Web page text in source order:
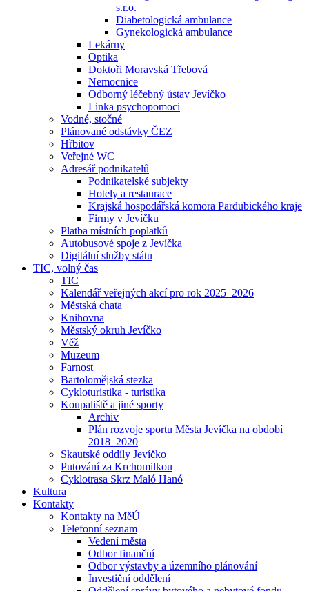
s.r.o.
Diabetologická ambulance
Gynekologická ambulance
Lekárny
Optika
Doktoři Moravská Třebová
Nemocnice
Odborný léčebný ústav Jevíčko
Linka psychopomoci
Vodné, stočné
Plánované odstávky ČEZ
Hřbitov
Veřejné WC
Adresář podnikatelů
Podnikatelské subjekty
Hotely a restaurace
Krajská hospodářská komora Pardubického kraje
Firmy v Jevíčku
Platba místních poplatků
Autobusové spoje z Jevíčka
Digitální služby státu
TIC, volný čas
TIC
Kalendář veřejných akcí pro rok 2025–2026
Městská chata
Knihovna
Městský okruh Jevíčko
Věž
Muzeum
Farnost
Bartolomějská stezka
Cykloturistika - turistika
Koupaliště a jiné sporty
Archiv
Plán rozvoje sportu Města Jevíčka na období
2018–2020
Skautské oddíly Jevíčko
Putování za Krchomilkou
Cyklotrasa Skrz Maló Hanó
Kultura
Kontakty
Kontakty na MěÚ
Telefonní seznam
Vedení města
Odbor finanční
Odbor výstavby a územního plánování
Investiční oddělení